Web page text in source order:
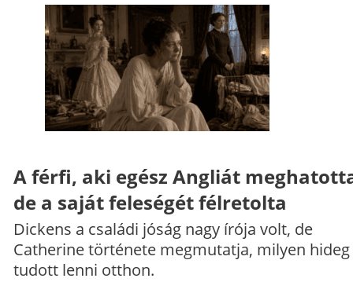
A férfi, aki egész Angliát
de a saját feleségét félretolta
Dickens a családi jóság nagy írója volt, de
Catherine története megmutatja, milyen hideg
tudott lenni otthon.